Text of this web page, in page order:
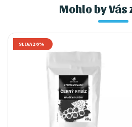
Mohlo by Vás
SLEVA 26%